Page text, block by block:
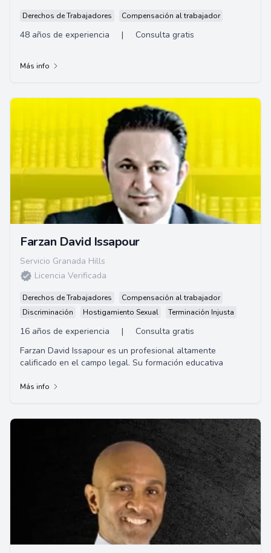
Derechos de Trabajadores Compensación al trabajador
48 años de experiencia | Consulta gratis
Más info
Farzan David Issapour
Servicio Granada Hills
Licencia Verificada
Derechos de Trabajadores
Compensación al trabajador
Discriminación
Hostigamiento Sexual Terminación Injusta
16 años de experiencia |
Consulta gratis
Farzan David Issapour es un profesional altamente
calificado en el campo legal. Su formación educativa
Más info